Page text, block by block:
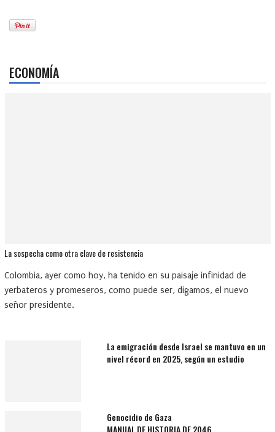
ECONOMÍA
La sospecha como otra clave de resistencia
Colombia, ayer como hoy, ha tenido en su paisaje infinidad de
yerbateros y promeseros, como puede ser, digamos, el nuevo
señor presidente.
La emigración desde Israel se mantuvo en un
nivel récord en 2025, según un estudio
Genocidio de Gaza
MANUAL DE HISTORIA DE 2046